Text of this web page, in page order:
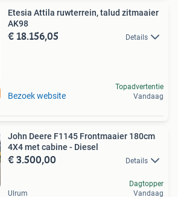
Etesia Attila ruwterrein, talud zitmaaier
AK98
€ 18.156,05 Details
Bezoek website
Topadvertentie
Vandaag
John Deere F1145 Frontmaaier 180cm
4X4 met cabine - Diesel
€ 3.500,00 Details
Ulrum
Dagtopper
Vandaag